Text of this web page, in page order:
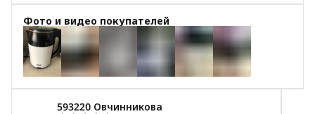
5 звёзд
94
4 звезды
3 звезды
2 звезды
1 звезда
Фото и видео покупателей
+5
593220 Овчинникова